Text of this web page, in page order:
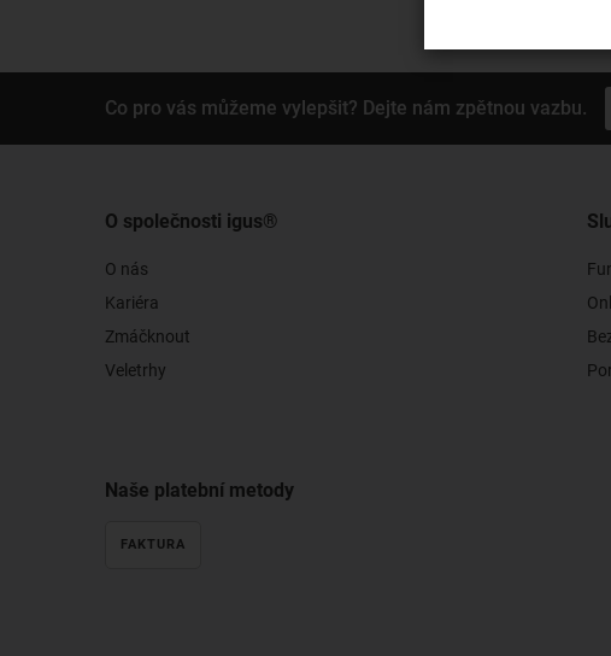
Co pro vás můžeme vylepšit? Dejte nám zpětnou vazbu.
O společnosti igus®
O nás
Kariéra
Zmáčknout
Veletrhy
Naše platební metody
FAKTURA